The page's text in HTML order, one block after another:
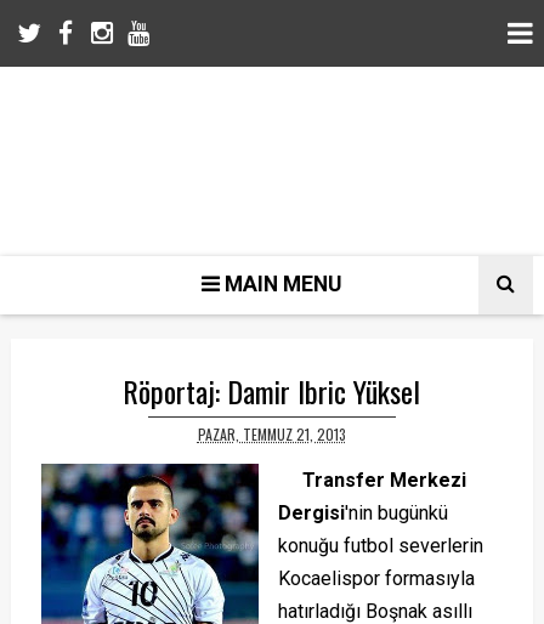
MAIN MENU
Röportaj: Damir Ibric Yüksel
PAZAR, TEMMUZ 21, 2013
Transfer Merkezi
Dergisi'nin bugünkü
konuğu futbol severlerin
Kocaelispor formasıyla
hatırladığı Boşnak asıllı